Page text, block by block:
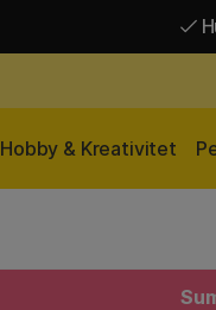
Hobby & Kreativitet